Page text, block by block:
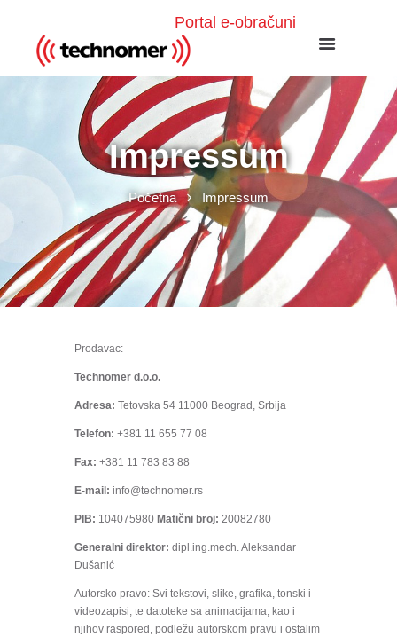
Portal e-obračuni
Impressum
Početna Impressum
Prodavac:
Technomer d.o.o.
Adresa: Tetovska 54 11000 Beograd, Srbija
Telefon: +381 11 655 77 08
Fax: +381 11 783 83 88
E-mail: info@technomer.rs
PIB: 104075980 Matični broj: 20082780
Generalni direktor: dipl.ing.mech. Aleksandar
Dušanić
Autorsko pravo: Svi tekstovi, slike, grafika, tonski i
videozapisi, te datoteke sa animacijama, kao i
njihov raspored, podležu autorskom pravu i ostalim